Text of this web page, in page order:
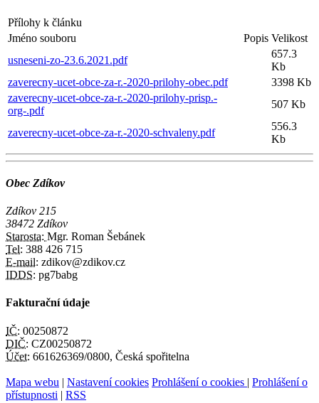
Přílohy k článku
Jméno souboru
Popis Velikost
usneseni-zo-23.6.2021.pdf
657.3
Kb
zaverecny-ucet-obce-za-r.-2020-prilohy-obec.pdf
3398 Kb
zaverecny-ucet-obce-za-r.-2020-prilohy-prisp.-
org-.pdf
507 Kb
zaverecny-ucet-obce-za-r.-2020-schvaleny.pdf
556.3
Kb
Obec Zdíkov
Zdíkov 215
38472 Zdíkov
Starosta: Mgr. Roman Šebánek
Tel: 388 426 715
E-mail: zdikov@zdikov.cz
IDDS: pg7babg
Fakturační údaje
IČ: 00250872
DIČ: CZ00250872
Účet: 661626369/0800, Česká spořitelna
Mapa webu | Nastavení cookies Prohlášení o cookies | Prohlášení o
přístupnosti | RSS